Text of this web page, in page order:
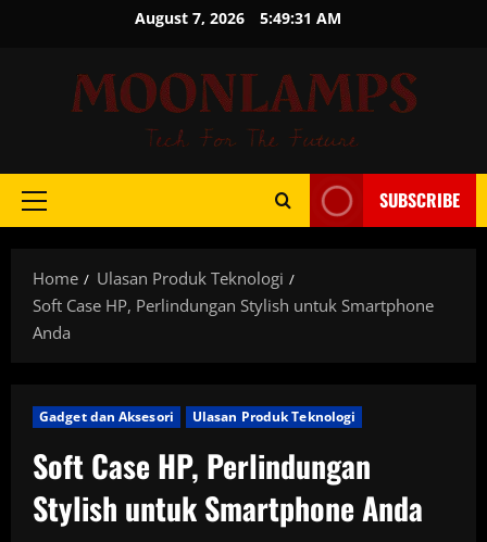
August 7, 2026 5:49:32 AM
Primary
SUBSCRIBE
Home
Ulasan Produk Teknologi
Soft Case HP, Perlindungan Stylish untuk Smartphone
Anda
Gadget dan Aksesori Ulasan Produk Teknologi
Soft Case HP, Perlindungan
Stylish untuk Smartphone Anda